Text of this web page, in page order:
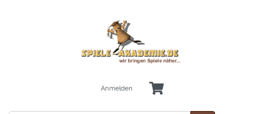
Anmelden